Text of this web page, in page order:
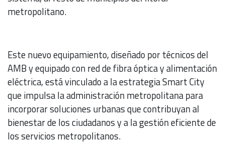
metropolitano.
Este nuevo equipamiento, diseñado por técnicos del
AMB y equipado con red de fibra óptica y alimentación
eléctrica, está vinculado a la estrategia Smart City
que impulsa la administración metropolitana para
incorporar soluciones urbanas que contribuyan al
bienestar de los ciudadanos y a la gestión eficiente de
los servicios metropolitanos.